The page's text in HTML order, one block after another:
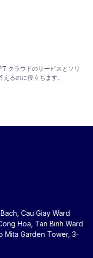
クラウドのサービスとソリ
るのに役立ちます。
Cau Giay Ward
Hoa, Tan Binh Ward
Mita Garden Tower, 3-